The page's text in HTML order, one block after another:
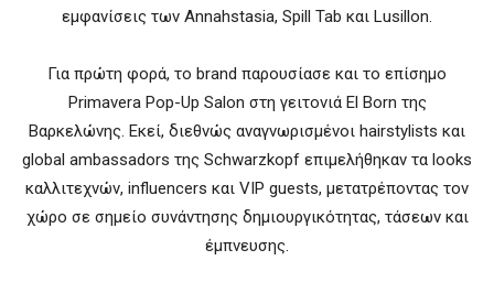
εμφανίσεις των Annahstasia, Spill Tab και Lusillon.
Για πρώτη φορά, το brand παρουσίασε και το επίσημο
Primavera Pop-Up Salon στη γειτονιά El Born της
Βαρκελώνης. Εκεί, διεθνώς αναγνωρισμένοι hairstylists και
global ambassadors της Schwarzkopf επιμελήθηκαν τα looks
καλλιτεχνών, influencers και VIP guests, μετατρέποντας τον
χώρο σε σημείο συνάντησης δημιουργικότητας, τάσεων και
έμπνευσης.